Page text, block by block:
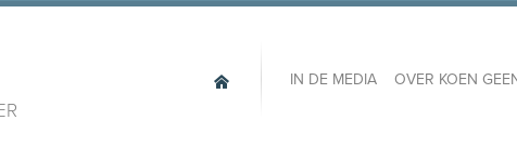
IN DE MEDIA OVER KOEN